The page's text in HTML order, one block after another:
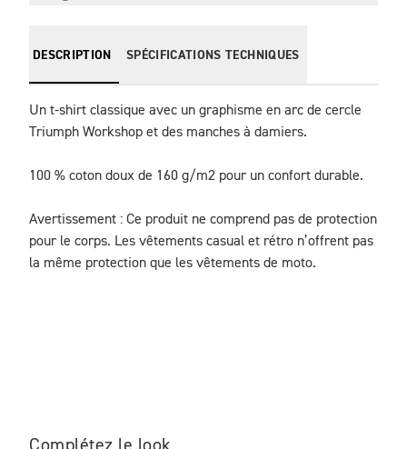
DESCRIPTION SPÉCIFICATIONS TECHNIQUES
Un t-shirt classique avec un graphisme en arc de cercle
Triumph Workshop et des manches à damiers.
100 % coton doux de 160 g/m2 pour un confort durable.
Avertissement : Ce produit ne comprend pas de protection
pour le corps. Les vêtements casual et rétro n’offrent pas
la même protection que les vêtements de moto.
Complétez le look